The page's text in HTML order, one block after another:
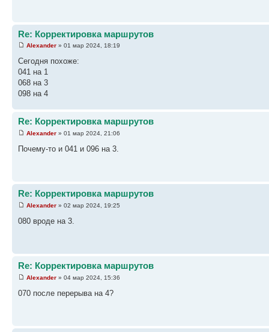
Re: Корректировка маршрутов
Alexander » 01 мар 2024, 18:19
Сегодня похоже:
041 на 1
068 на 3
098 на 4
Re: Корректировка маршрутов
Alexander » 01 мар 2024, 21:06
Почему-то и 041 и 096 на 3.
Re: Корректировка маршрутов
Alexander » 02 мар 2024, 19:25
080 вроде на 3.
Re: Корректировка маршрутов
Alexander » 04 мар 2024, 15:36
070 после перерыва на 4?